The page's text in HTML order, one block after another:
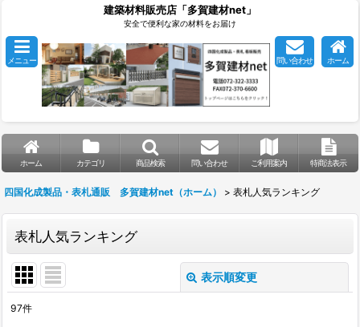
建築材料販売店「多賀建材net」
安全で便利な家の材料をお届け
メニュー 問い合わせ ホーム
ホーム カテゴリ 商品検索 問い合わせ ご利用案内 特商法表示
四国化成製品・表札通販 多賀建材net（ホーム） > 表札人気ランキング
表札人気ランキング
表示順変更
97件